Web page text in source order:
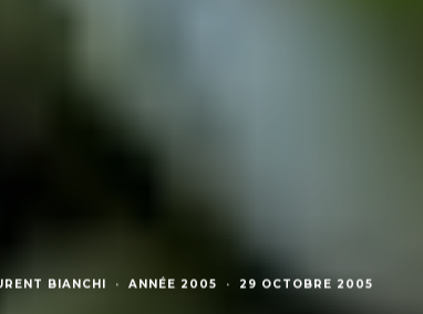
BIANCHI · ANNÉE 2005 · 29 OCTOBRE 2005